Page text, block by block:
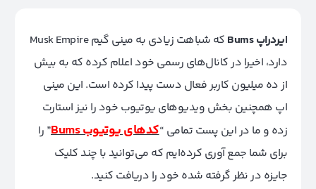
ایردراپ Bums
که شباهت زیادی به مینی گیم Musk Empire
دارد، اخیرا در کانال‌های رسمی خود اعلام کرده که به بیش
از ده میلیون کاربر فعال دست پیدا کرده است. این مینی
اپ همچنین بخش ویدیو‌های یوتیوب خود را نیز استارت
زده و ما در این پست تمامی “کد‌های یوتیوب Bums
” را
برای شما جمع آوری کرده‌ایم که می‌توانید با چند کلیک
جایزه در نظر گرفته شده خود را دریافت کنید.